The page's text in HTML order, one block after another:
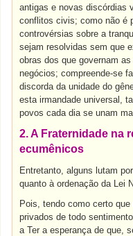
antigas e novas discórdias
conflitos civis; como não é
controvérsias sobre a
sejam resolvidas sem que
obras dos que governam
negócios; compreende-se
discorda da unidade do
esta irmandade universal,
povos cada dia se unam
2. A Fraternidade na
ecumênicos
Entretanto, alguns lutam
quanto à ordenação da Lei
Pois, tendo como certo
privados de todo
a Ter a esperança de que,